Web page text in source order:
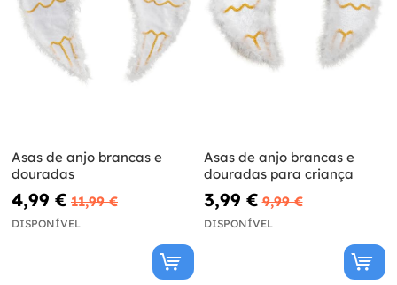
Asas de anjo brancas e
douradas
4,99 € 11,99 €
DISPONÍVEL
Asas de anjo brancas e
douradas para criança
3,99 € 9,99 €
DISPONÍVEL